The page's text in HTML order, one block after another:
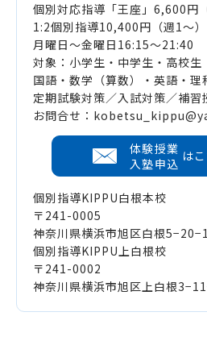
個別対応指導「王座」6,600円
1:2個別指導10,400円（週1～）
月曜日～金曜日16:15～21:40
対象：小学生・中学生・高校生
国語・数学（算数）・英語・理
定期試験対策／入試対策／補習
お問合せ：
体験授業
入塾申込 は
個別指導KIPPU白根本校
〒241-0005
神奈川県横浜市旭区白根
個別指導KIPPU上白根校
〒241-0002
神奈川県横浜市旭区上白根